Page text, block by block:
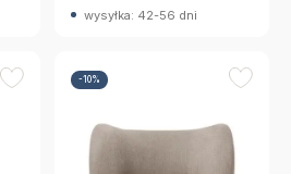
wysyłka: 42-56 dni
-10%